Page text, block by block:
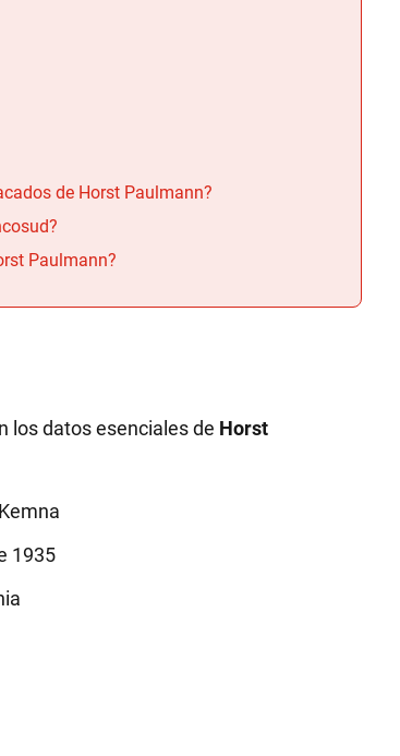
de Horst Paulmann?
Paulmann?
los datos esenciales de Horst
Kemna
1935